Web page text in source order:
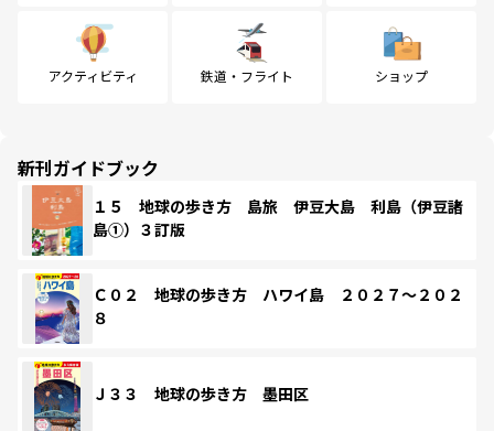
アクティビティ 鉄道・フライト ショップ
新刊ガイドブック
１５ 地球の歩き方 島旅 伊豆大島 利島（伊豆諸
島①）３訂版
Ｃ０２ 地球の歩き方 ハワイ島 ２０２７～２０２
８
Ｊ３３ 地球の歩き方 墨田区